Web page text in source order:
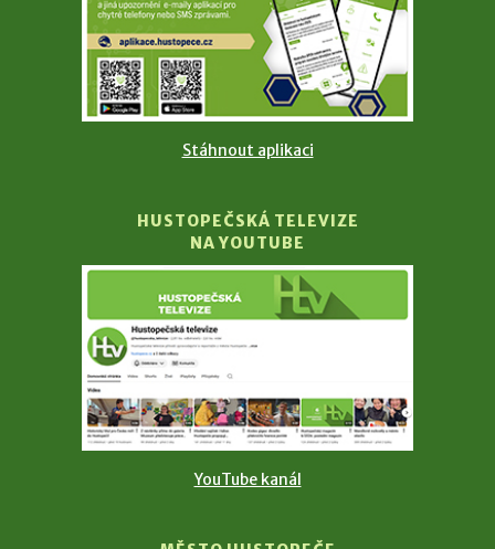
Stáhnout aplikaci
HUSTOPEČSKÁ TELEVIZE
NA YOUTUBE
YouTube kanál